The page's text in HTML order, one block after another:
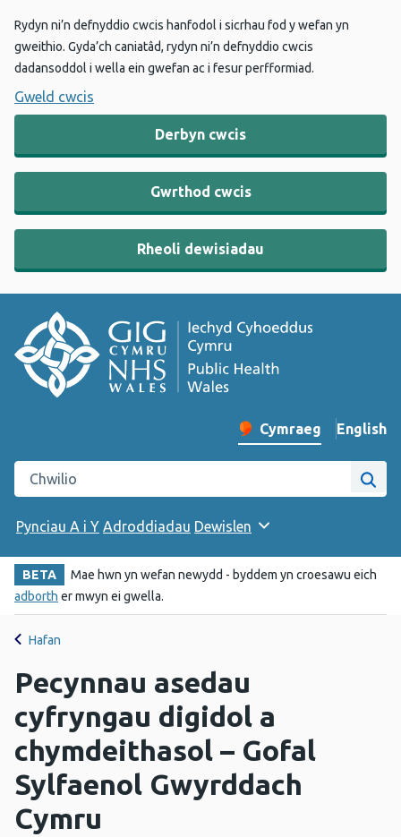
Rydyn ni’n defnyddio cwcis hanfodol i sicrhau fod y wefan yn
gweithio. Gyda’ch caniatâd, rydyn ni’n defnyddio cwcis
dadansoddol i wella ein gwefan ac i fesur perfformiad.
Gweld cwcis
Derbyn cwcis
Gwrthod cwcis
Rheoli dewisiadau
Newid iaith y wefan
Cymraeg English
–
Chwilio gwefan Iechyd Cyhoeddus Cymru
Pynciau A i Y Adroddiadau Dewislen
BETA
Mae hwn yn wefan newydd - byddem yn croesawu eich
adborth er mwyn ei gwella.
Hafan
Pecynnau asedau
cyfryngau digidol a
chymdeithasol – Gofal
Sylfaenol Gwyrddach
Cymru